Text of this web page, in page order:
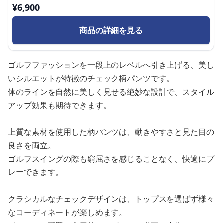
¥6,900
商品の詳細を見る
ゴルフファッションを一段上のレベルへ引き上げる、美し
いシルエットが特徴のチェック柄パンツです。
体のラインを自然に美しく見せる絶妙な設計で、スタイル
アップ効果も期待できます。
上質な素材を使用した柄パンツは、動きやすさと見た目の
良さを両立。
ゴルフスイングの際も窮屈さを感じることなく、快適にプ
レーできます。
クラシカルなチェックデザインは、トップスを選ばず様々
なコーディネートが楽しめます。